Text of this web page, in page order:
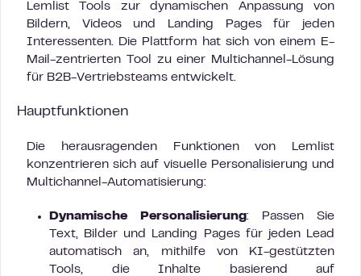
Lemlist Tools zur dynamischen Anpassung von
Bildern, Videos und Landing Pages für jeden
Interessenten. Die Plattform hat sich von einem E-
Mail-zentrierten Tool zu einer Multichannel-Lösung
für B2B-Vertriebsteams entwickelt.
Hauptfunktionen
Die herausragenden Funktionen von Lemlist
konzentrieren sich auf visuelle Personalisierung und
Multichannel-Automatisierung:
Dynamische Personalisierung: Passen Sie
Text, Bilder und Landing Pages für jeden Lead
automatisch an, mithilfe von KI-gestützten
Tools, die Inhalte basierend auf